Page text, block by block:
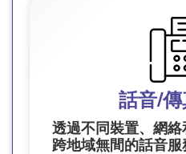
話音/
透過不同裝置、網
跨地域無間的話音